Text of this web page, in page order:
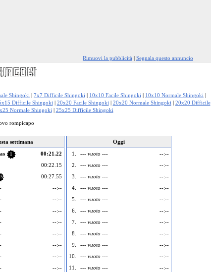
Rimuovi la pubblicità | Segnala questo annuncio
Shingoki | 7x7 Difficile Shingoki | 10x10 Facile Shingoki | 10x10 Normale Shingoki |
Difficile Shingoki | 20x20 Facile Shingoki | 20x20 Normale Shingoki | 20x20 Difficile
Normale Shingoki | 25x25 Difficile Shingoki
rompicapo
settimana
1
00:21.22
00:22.15
00:27.55
--:--
--:--
--:--
--:--
--:--
--:--
--:--
--:--
Oggi
1.
--- vuoto ---
--:--
2.
--- vuoto ---
--:--
3.
--- vuoto ---
--:--
4.
--- vuoto ---
--:--
5.
--- vuoto ---
--:--
6.
--- vuoto ---
--:--
7.
--- vuoto ---
--:--
8.
--- vuoto ---
--:--
9.
--- vuoto ---
--:--
10.
--- vuoto ---
--:--
11.
--- vuoto ---
--:--